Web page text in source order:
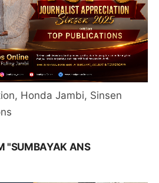
Honda Jambi, Sinsen
"SUMBAYAK ANS